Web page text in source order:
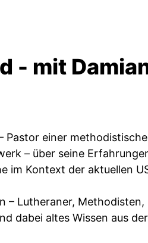
- mit
einer
– über seine
im Kontext der aktuellen
– Lutheraner,
dabei altes Wissen aus der